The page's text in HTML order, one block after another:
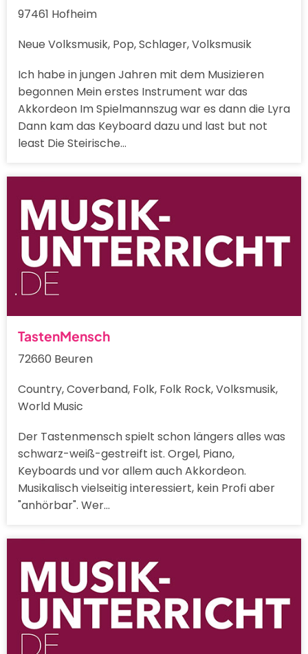
97461 Hofheim
Neue Volksmusik, Pop, Schlager, Volksmusik
Ich habe in jungen Jahren mit dem Musizieren
begonnen Mein erstes Instrument war das
Akkordeon Im Spielmannszug war es dann die Lyra
Dann kam das Keyboard dazu und last but not
least Die Steirische…
TastenMensch
72660 Beuren
Country, Coverband, Folk, Folk Rock, Volksmusik,
World Music
Der Tastenmensch spielt schon längers alles was
schwarz-weiß-gestreift ist. Orgel, Piano,
Keyboards und vor allem auch Akkordeon.
Musikalisch vielseitig interessiert, kein Profi aber
"anhörbar". Wer…